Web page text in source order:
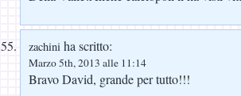
zachini ha scritto:
Marzo 5th, 2013 alle 11:14
Bravo David, grande per tutto!!!